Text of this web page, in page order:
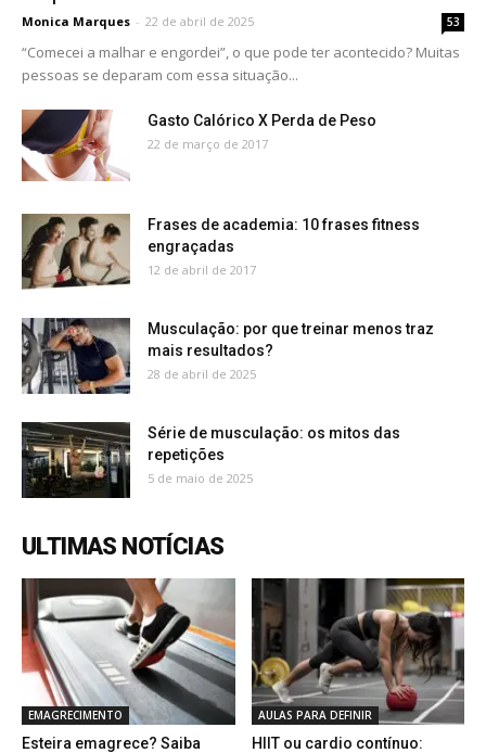
Monica Marques - 22 de abril de 2025 53
“Comecei a malhar e engordei”, o que pode ter acontecido? Muitas
pessoas se deparam com essa situação...
Gasto Calórico X Perda de Peso
22 de março de 2017
Frases de academia: 10 frases fitness
engraçadas
12 de abril de 2017
Musculação: por que treinar menos traz
mais resultados?
28 de abril de 2025
Série de musculação: os mitos das
repetições
5 de maio de 2025
ULTIMAS NOTÍCIAS
EMAGRECIMENTO
Esteira emagrece? Saiba
AULAS PARA DEFINIR
HIIT ou cardio contínuo: